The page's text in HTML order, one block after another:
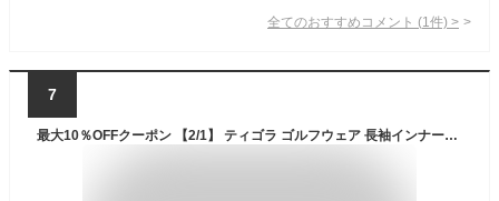
全てのおすすめコメント (1 件) >
7
最大10％OFFクーポン 【2/1】 ティゴラ ゴルフウェア 長袖インナーシャツ 秋 冬 メリノウール100％ アイヒート クルーネック長袖 (TR-1U1604LC) メンズ TIGORA